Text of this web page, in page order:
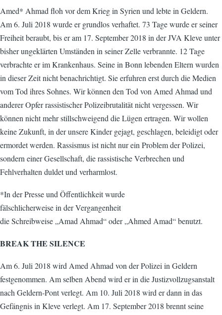
Amed* Ahmad floh vor dem Krieg in Syrien und lebte in Geldern.
Am 6. Juli 2018 wurde er grundlos verhaftet. 73 Tage wurde er seiner
Freiheit beraubt, bis er am 17. September 2018 in der JVA Kleve unter
bisher ungeklärten Umständen in seiner Zelle verbrannte. 12 Tage
verbrachte er im Krankenhaus. Seine in Bonn lebenden Eltern wurden
in dieser Zeit nicht benachrichtigt. Sie erfuhren erst durch die Medien
vom Tod ihres Sohnes. Wir können den Tod von Amed Ahmad und
anderer Opfer rassistischer Polizeibrutalität nicht vergessen. Wir
können nicht mehr stillschweigend die Lügen ertragen. Wir wollen
keine Zukunft, in der unsere Kinder gejagt, geschlagen, beleidigt oder
ermordet werden. Rassismus ist nicht nur ein Problem der Polizei,
sondern einer Gesellschaft, die rassistische Verbrechen und
Fehlverhalten duldet und verharmlost.
*In der Presse und Öffentlichkeit wurde
fälschlicherweise in der Vergangenheit
die Schreibweise „Amad Ahmad“ oder „Ahmed Amad“ benutzt.
BREAK THE SILENCE
Am 6. Juli 2018 wird Amed Ahmad von der Polizei in Geldern
festgenommen. Am selben Abend wird er in die Justizvollzugsanstalt
nach Geldern-Pont verlegt. Am 10. Juli 2018 wird er dann in das
Gefängnis in Kleve verlegt. Am 17. September 2018 brennt seine